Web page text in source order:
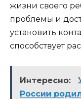
жизни своего
проблемы и
установить
способствует
Интересно:
России